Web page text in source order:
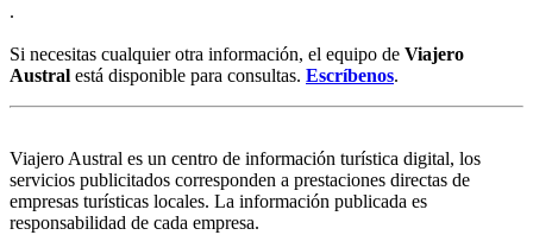
.
Si necesitas cualquier otra información, el equipo de Viajero
Austral está disponible para consultas. Escríbenos.
Viajero Austral es un centro de información turística digital, los
servicios publicitados corresponden a prestaciones directas de
empresas turísticas locales. La información publicada es
responsabilidad de cada empresa.